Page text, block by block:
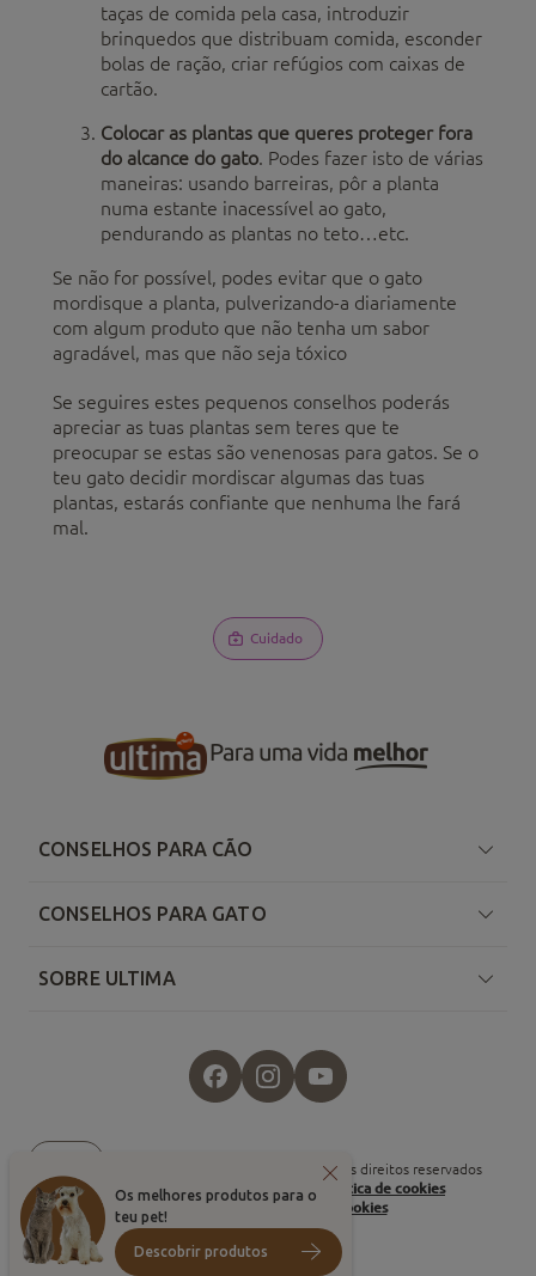
taças de comida pela casa, introduzir
brinquedos que distribuam comida, esconder
bolas de ração, criar refúgios com caixas de
cartão.
Colocar as plantas que queres proteger fora
do alcance do gato. Podes fazer isto de várias
maneiras: usando barreiras, pôr a planta
numa estante inacessível ao gato,
pendurando as plantas no teto…etc.
Se não for possível, podes evitar que o gato
mordisque a planta, pulverizando-a diariamente
com algum produto que não tenha um sabor
agradável, mas que não seja tóxico
Se seguires estes pequenos conselhos poderás
apreciar as tuas plantas sem teres que te
preocupar se estas são venenosas para gatos. Se o
teu gato decidir mordiscar algumas das tuas
plantas, estarás confiante que nenhuma lhe fará
mal.
Cuidado
Os melhores produtos para o
teu pet!
Descobrir produtos
CONSELHOS PARA CÃO
CONSELHOS PARA GATO
SOBRE ULTIMA
, Affinity Petcare. Todos os direitos reservados
Condições de utilização
Política de cookies
Configuração de cookies